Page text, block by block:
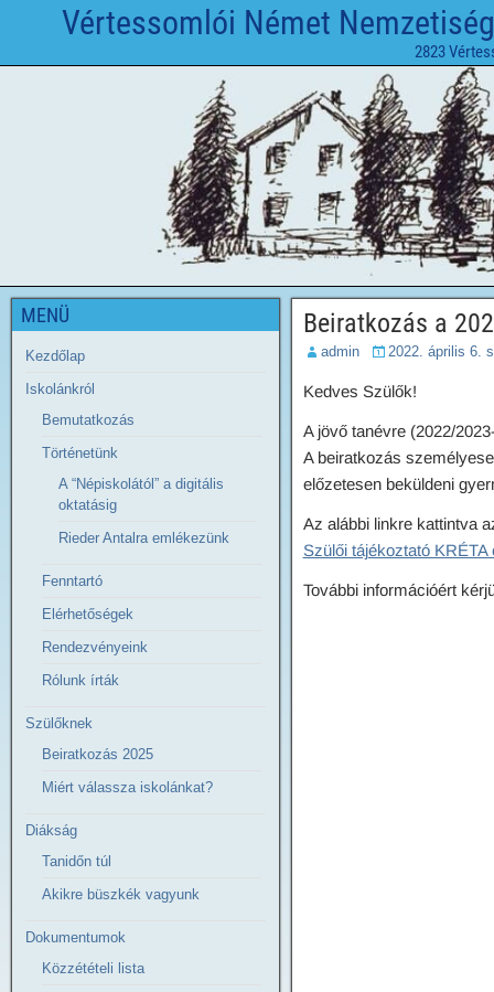
Vértessomlói Német
2823
Beiratkozás a
admin 2022. április 6.
Kedves Szülők!
A jövő tanévre (2022/
A beiratkozás
előzetesen beküldeni
Az alábbi linkre kattintva
Szülői tájékoztató
További információért
MENÜ
Kezdőlap
Iskolánkról
Bemutatkozás
Történetünk
A “Népiskolától” a digitális
oktatásig
Rieder Antalra emlékezünk
Fenntartó
Elérhetőségek
Rendezvényeink
Rólunk írták
Szülőknek
Beiratkozás 2025
Miért válassza iskolánkat?
Diákság
Tanidőn túl
Akikre büszkék vagyunk
Dokumentumok
Közzétételi lista